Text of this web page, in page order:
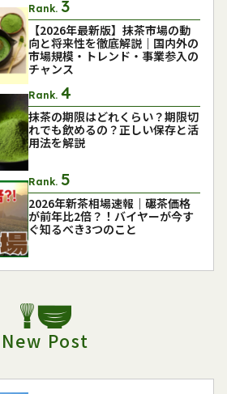
Rank.
【2026年最新版】抹茶市場の動
向と将来性を徹底解説｜国内外の
市場規模・トレンド・事業参入の
チャンス
Rank.
抹茶の期限はどれくらい？期限切
れでも飲めるの？正しい保存と活
用法を解説
Rank.
2026年新茶相場速報｜碾茶価格
が前年比2倍？！バイヤーが今す
ぐ知るべき3つのこと
New Post